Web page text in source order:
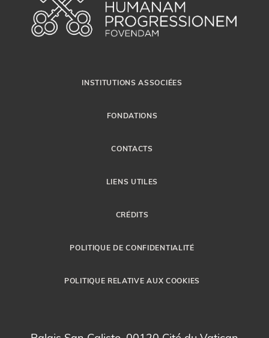
INSTITUTIONS ASSOCIÉES
FONDATIONS
CONTACTS
LIENS UTILES
CRÉDITS
POLITIQUE DE CONFIDENTIALITÉ
POLITIQUE RELATIVE AUX COOKIES